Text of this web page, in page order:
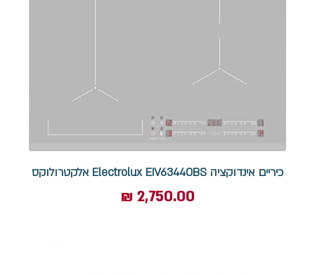
כיריים אינדוקציה Electrolux EIV63440BS אלקטרולוקס
מחיר